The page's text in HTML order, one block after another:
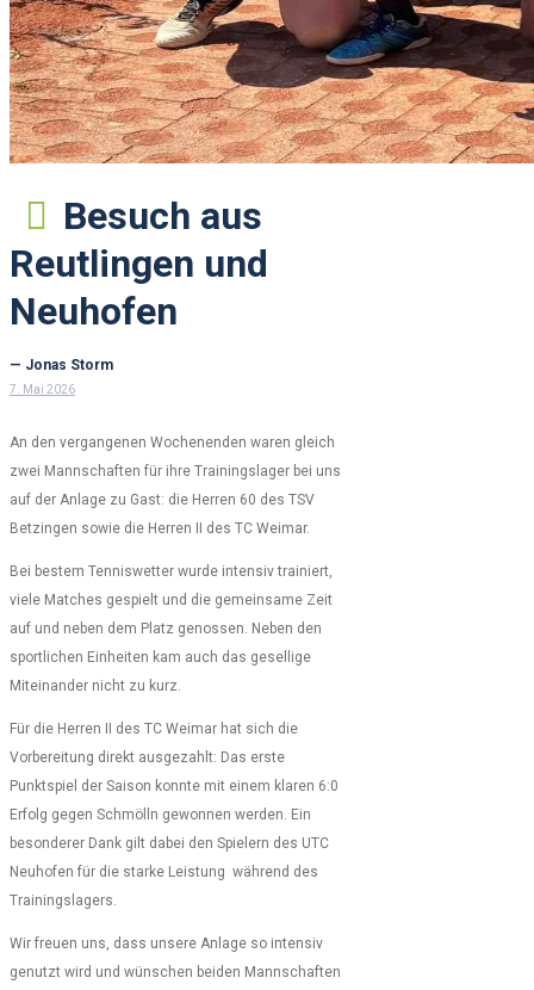
Besuch aus
Reutlingen und
Neuhofen
— Jonas Storm
7. Mai 2026
An den vergangenen Wochenenden waren gleich
zwei Mannschaften für ihre Trainingslager bei uns
auf der Anlage zu Gast: die Herren 60 des TSV
Betzingen sowie die Herren II des TC Weimar.
Bei bestem Tenniswetter wurde intensiv trainiert,
viele Matches gespielt und die gemeinsame Zeit
auf und neben dem Platz genossen. Neben den
sportlichen Einheiten kam auch das gesellige
Miteinander nicht zu kurz.
Für die Herren II des TC Weimar hat sich die
Vorbereitung direkt ausgezahlt: Das erste
Punktspiel der Saison konnte mit einem klaren 6:0
Erfolg gegen Schmölln gewonnen werden. Ein
besonderer Dank gilt dabei den Spielern des UTC
Neuhofen für die starke Leistung während des
Trainingslagers.
Wir freuen uns, dass unsere Anlage so intensiv
genutzt wird und wünschen beiden Mannschaften